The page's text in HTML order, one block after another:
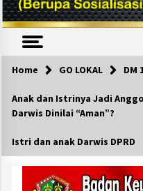
Home GO LOKAL DM
Anak dan Istrinya Jadi
Darwis Dinilai “Aman”?
Istri dan anak Darwis DPRD